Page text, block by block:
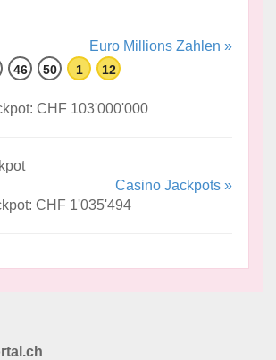
Euro Millions Zahlen »
46 50 1 12
CHF 103'000'000
Casino Jackpots »
CHF 1'035'494